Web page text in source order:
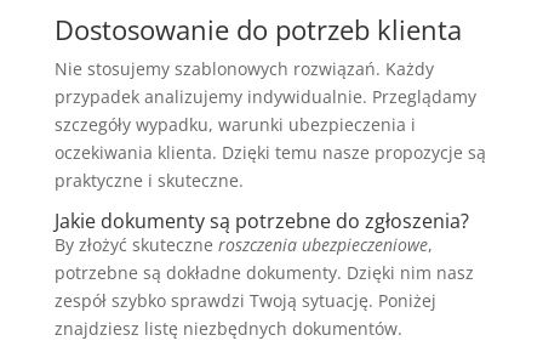
Dostosowanie do potrzeb klienta
Nie stosujemy szablonowych rozwiązań. Każdy
przypadek analizujemy indywidualnie. Przeglądamy
szczegóły wypadku, warunki ubezpieczenia i
oczekiwania klienta. Dzięki temu nasze propozycje są
praktyczne i skuteczne.
Jakie dokumenty są potrzebne do zgłoszenia?
By złożyć skuteczne roszczenia ubezpieczeniowe,
potrzebne są dokładne dokumenty. Dzięki nim nasz
zespół szybko sprawdzi Twoją sytuację. Poniżej
znajdziesz listę niezbędnych dokumentów.